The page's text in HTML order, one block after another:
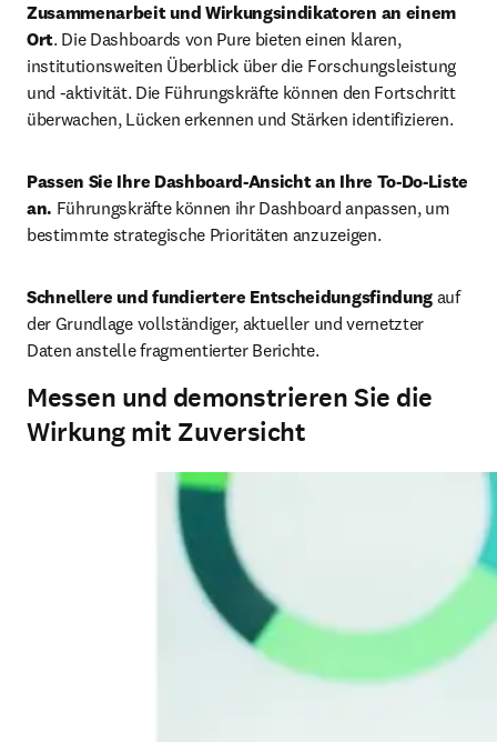
Zusammenarbeit und Wirkungsindikatoren an einem
Ort. Die Dashboards von Pure bieten einen klaren,
institutionsweiten Überblick über die Forschungsleistung
und -aktivität. Die Führungskräfte können den Fortschritt
überwachen, Lücken erkennen und Stärken identifizieren.
Passen Sie Ihre Dashboard-Ansicht an Ihre To-Do-Liste
an. Führungskräfte können ihr Dashboard anpassen, um
bestimmte strategische Prioritäten anzuzeigen.
Schnellere und fundiertere Entscheidungsfindung auf
der Grundlage vollständiger, aktueller und vernetzter
Daten anstelle fragmentierter Berichte.
Messen und demonstrieren Sie die
Wirkung mit Zuversicht